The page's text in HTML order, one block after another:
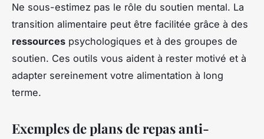
Ne sous-estimez pas le rôle du soutien mental. La
transition alimentaire peut être facilitée grâce à des
ressources psychologiques et à des groupes de
soutien. Ces outils vous aident à rester motivé et à
adapter sereinement votre alimentation à long
terme.
Exemples de plans de repas anti-